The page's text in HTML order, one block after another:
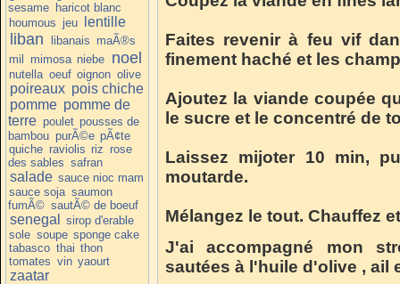
sesame haricot blanc
houmous jeu lentille
liban libanais maÃ®s
mil mimosa niebe noel
nutella oeuf oignon olive
poireaux pois chiche
pomme pomme de
terre poulet pousses de
bambou purÃ©e pÃ¢te
quiche raviolis riz rose
des sables safran
salade sauce nioc mam
sauce soja saumon
fumÃ© sautÃ© de boeuf
senegal
sirop d'erable
sole soupe sponge cake
tabasco thai thon
tomates vin yaourt
zaatar
Faites revenir à feu vif
finement haché et les
Ajoutez la viande coupée
le sucre et le concentré de
Laissez mijoter 10 min,
moutarde.
Mélangez le tout. Chauffez
J'ai accompagné mon
sautées à l'huile d'olive , ail